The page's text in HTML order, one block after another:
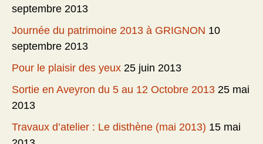
septembre 2013
Journée du patrimoine 2013 à GRIGNON 10
septembre 2013
Pour le plaisir des yeux 25 juin 2013
Sortie en Aveyron du 5 au 12 Octobre 2013 25 mai
2013
Travaux d’atelier : Le disthène (mai 2013) 15 mai